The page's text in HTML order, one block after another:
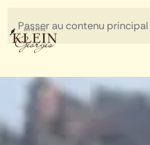
Passer au contenu principal